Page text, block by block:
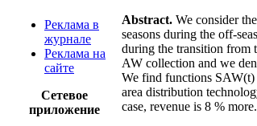
Реклама в
журнале
Реклама на
сайте
Сетевое
приложение
Abstract. We consider
seasons during the off-
during the transition from
AW collection and we
We find functions SAW(t)
area distribution
case, revenue is 8 % more.